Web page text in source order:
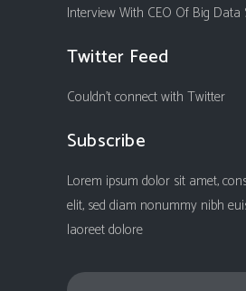
Interview With CEO Of Big
Twitter Feed
Couldn't connect with Twitter
Subscribe
Lorem ipsum dolor sit amet,
elit, sed diam nonummy nibh
laoreet dolore